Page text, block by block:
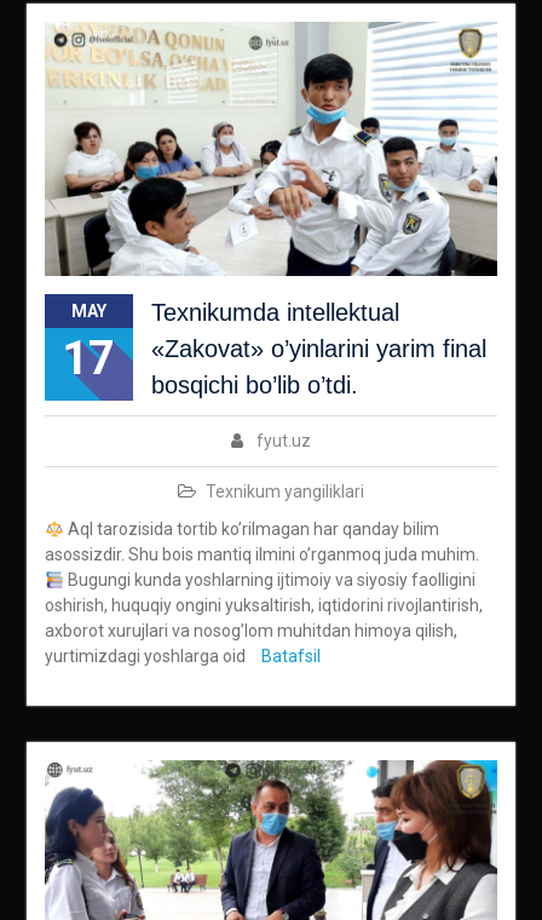
MAY
17
Texnikumda intellektual
«Zakovat» o’yinlarini yarim final
bosqichi bo’lib o’tdi.
fyut.uz
Texnikum yangiliklari
Aql tarozisida tortib ko’rilmagan har qanday bilim
asossizdir. Shu bois mantiq ilmini o’rganmoq juda muhim.
Bugungi kunda yoshlarning ijtimoiy va siyosiy faolligini
oshirish, huquqiy ongini yuksaltirish, iqtidorini rivojlantirish,
axborot xurujlari va nosog’lom muhitdan himoya qilish,
yurtimizdagi yoshlarga oid
Batafsil